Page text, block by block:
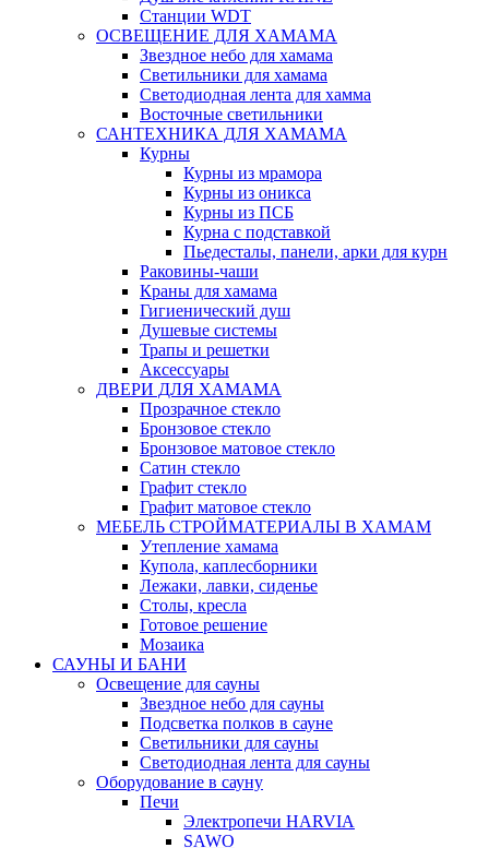
Станции WDT
ОСВЕЩЕНИЕ ДЛЯ ХАМАМА
Звездное небо для хамама
Светильники для хамама
Светодиодная лента для хамма
Восточные светильники
САНТЕХНИКА ДЛЯ ХАМАМА
Курны
Курны из мрамора
Курны из оникса
Курны из ПСБ
Курна с подставкой
Пьедесталы, панели, арки для курн
Раковины-чаши
Краны для хамама
Гигиенический душ
Душевые системы
Трапы и решетки
Аксессуары
ДВЕРИ ДЛЯ ХАМАМА
Прозрачное стекло
Бронзовое стекло
Бронзовое матовое стекло
Сатин стекло
Графит стекло
Графит матовое стекло
МЕБЕЛЬ СТРОЙМАТЕРИАЛЫ В ХАМАМ
Утепление хамама
Купола, каплесборники
Лежаки, лавки, сиденье
Столы, кресла
Готовое решение
Мозаика
САУНЫ И БАНИ
Освещение для сауны
Звездное небо для сауны
Подсветка полков в сауне
Светильники для сауны
Светодиодная лента для сауны
Оборудование в сауну
Печи
Электропечи HARVIA
SAWO